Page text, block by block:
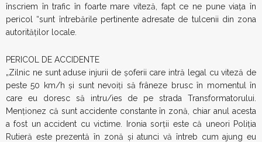
înscriem în trafic în foarte mare viteză, fapt ce ne pune viața în
pericol “sunt întrebările pertinente adresate de tulcenii din zona
autorităţilor locale.
PERICOL DE ACCIDENTE
„Zilnic ne sunt aduse injurii de șoferii care intră legal cu viteză de
peste 50 km/h și sunt nevoiți să frâneze brusc în momentul în
care eu doresc să intru/ies de pe strada Transformatorului.
Menționez că sunt accidente constante în zonă, chiar anul acesta
a fost un accident cu victime. Ironia sorții este că uneori Poliția
Rutieră este prezentă în zonă și atunci vă întreb cum ajung eu